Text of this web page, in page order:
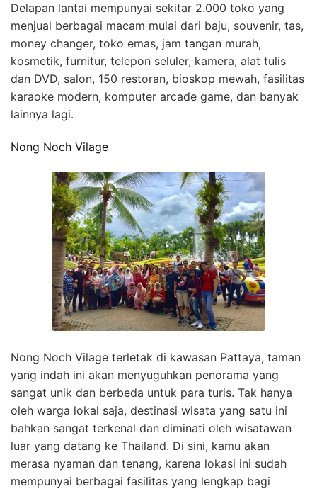
Delapan lantai mempunyai sekitar 2.000 toko yang
menjual berbagai macam mulai dari baju, souvenir, tas,
money changer, toko emas, jam tangan murah,
kosmetik, furnitur, telepon seluler, kamera, alat tulis
dan DVD, salon, 150 restoran, bioskop mewah, fasilitas
karaoke modern, komputer arcade game, dan banyak
lainnya lagi.
Nong Noch Vilage
Nong Noch Vilage terletak di kawasan Pattaya, taman
yang indah ini akan menyuguhkan penorama yang
sangat unik dan berbeda untuk para turis. Tak hanya
oleh warga lokal saja, destinasi wisata yang satu ini
bahkan sangat terkenal dan diminati oleh wisatawan
luar yang datang ke Thailand. Di sini, kamu akan
merasa nyaman dan tenang, karena lokasi ini sudah
mempunyai berbagai fasilitas yang lengkap bagi